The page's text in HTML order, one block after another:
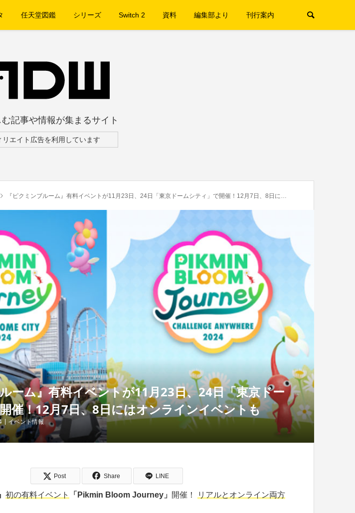
任天堂図鑑 シリーズ Switch 2 資料 編集部より 刊行案内
記事や情報が集まるサイト
エイト広告を利用しています
『ピクミンブルーム』有料イベントが11月23日、24日「東京ドームシティ」で開催！12月7日、8日にはオンラインイベントも
ーム』有料イベントが11月23日、24日「東京ドー
催！12月7日、8日にはオンラインイベントも
イベント情報
Post Share LINE
初の有料イベント 「Pikmin Bloom Journey」 開催！ リアルとオンライン両方